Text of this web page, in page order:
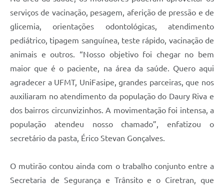
serviços de vacinação, pesagem, aferição de pressão e de
glicemia, orientações odontológicas, atendimento
pediátrico, tipagem sanguínea, teste rápido, vacinação de
animais e outros. “Nosso objetivo foi chegar no bem
maior que é o paciente, na área da saúde. Quero aqui
agradecer a UFMT, UniFasipe, grandes parceiras, que nos
auxiliaram no atendimento da população do Daury Riva e
dos bairros circunvizinhos. A movimentação foi intensa, a
população atendeu nosso chamado”, enfatizou o
secretário da pasta, Érico Stevan Gonçalves.
O mutirão contou ainda com o trabalho conjunto entre a
Secretaria de Segurança e Trânsito e o Ciretran, que